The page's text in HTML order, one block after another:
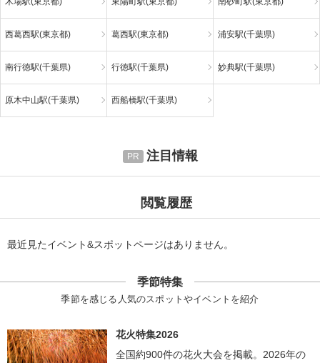
西葛西駅(東京都) 葛西駅(東京都) 浦安駅(千葉県)
南行徳駅(千葉県) 行徳駅(千葉県) 妙典駅(千葉県)
原木中山駅(千葉県) 西船橋駅(千葉県)
注目情報
閲覧履歴
最近見たイベント&スポットページはありません。
季節特集
季節を感じる人気のスポットやイベントを紹介
花火特集2026
全国約900件の花火大会を掲載。2026年の